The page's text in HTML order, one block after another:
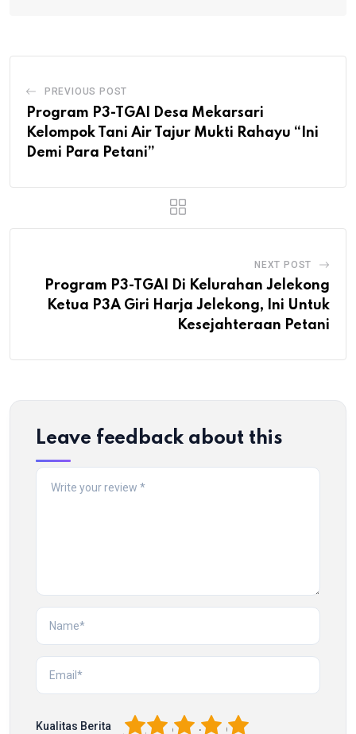
PREVIOUS POST
Program P3-TGAI Desa Mekarsari
Kelompok Tani Air Tajur Mukti Rahayu “Ini
Demi Para Petani”
NEXT POST
Program P3-TGAI Di Kelurahan Jelekong
Ketua P3A Giri Harja Jelekong, Ini Untuk
Kesejahteraan Petani
Leave feedback about this
Kualitas Berita 5
4
3
2